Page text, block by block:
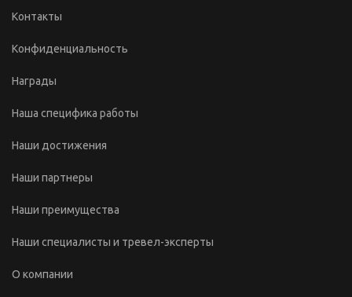
Контакты
Конфиденциальность
Награды
Наша специфика работы
Наши достижения
Наши партнеры
Наши преимущества
Наши специалисты и тревел-эксперты
О компании